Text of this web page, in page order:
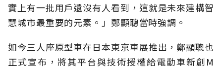
實上有一批用戶還沒有人看到，這就是未來建構智
慧城市最重要的元素。」鄭顯聰當時強調。
如今三人座原型車在日本東京車展推出，鄭顯聰也
正式宣布，將其平台與技術授權給電動車新創M